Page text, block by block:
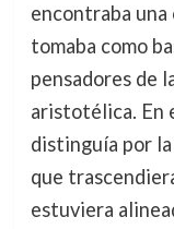
encontraba
tomaba como
pensadores de
aristotélica. En
distinguía por
que
estuviera